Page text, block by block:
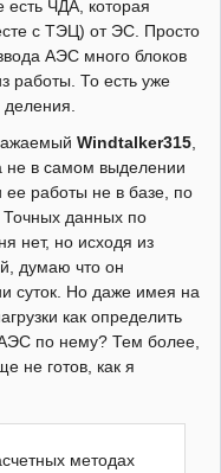
ЧДА, которая
с ТЭЦ) от ЭС. Просто
АЭС много блоков
работы. То есть уже
Windtalker315,
не в самом выделении
работы не в базе, по
Точных данных по
нет, но исходя из
думаю что он
суток. Но даже имея на
как определить
по нему? Тем более,
не готов, как я
методах